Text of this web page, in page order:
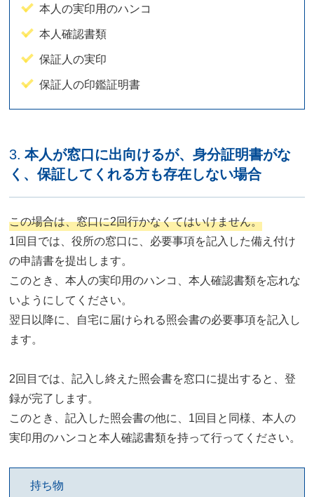
本人の実印用のハンコ
本人確認書類
保証人の実印
保証人の印鑑証明書
3. 本人が窓口に出向けるが、身分証明書がな
く、保証してくれる方も存在しない場合
この場合は、窓口に2回行かなくてはいけません。
1回目では、役所の窓口に、必要事項を記入した備え付け
の申請書を提出します。
このとき、本人の実印用のハンコ、本人確認書類を忘れな
いようにしてください。
翌日以降に、自宅に届けられる照会書の必要事項を記入し
ます。
2回目では、記入し終えた照会書を窓口に提出すると、登
録が完了します。
このとき、記入した照会書の他に、1回目と同様、本人の
実印用のハンコと本人確認書類を持って行ってください。
持ち物